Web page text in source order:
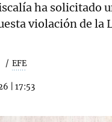
ha solicitado
violación de la
EFE
17:53